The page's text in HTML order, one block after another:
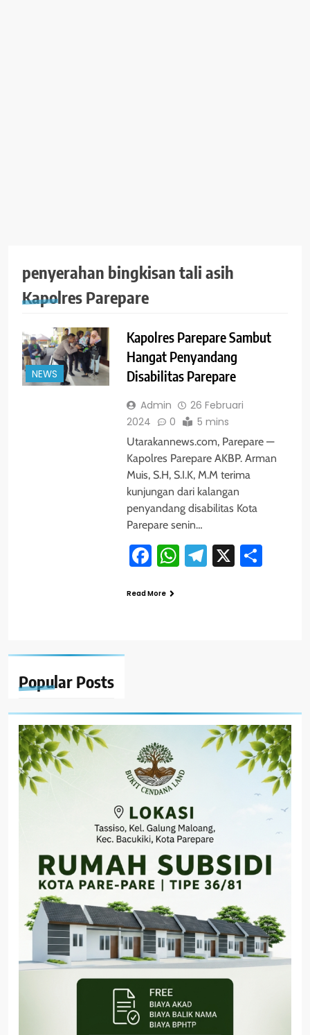
Popular Posts
penyerahan bingkisan tali asih
Kapolres Parepare
NEWS
Kapolres Parepare Sambut
Hangat Penyandang
Disabilitas Parepare
Admin
26 Februari
2024
0 5 mins
Utarakannews.com, Parepare —
Kapolres Parepare AKBP. Arman
Muis, S.H, S.I.K, M.M terima
kunjungan dari kalangan
penyandang disabilitas Kota
Parepare senin…
Facebook
WhatsApp
Telegram
X
Read More